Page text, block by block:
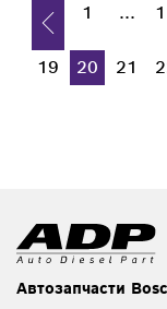
1 ...
19 20 21
Автозапчасти